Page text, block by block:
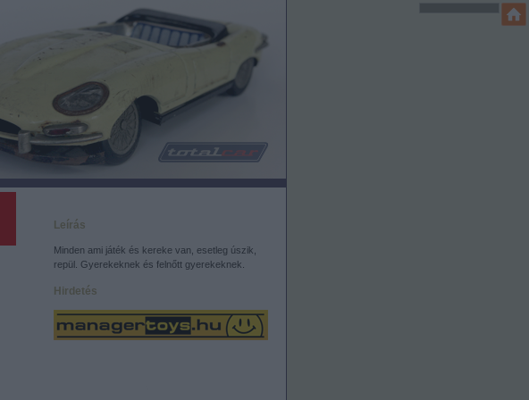
Leírás
Minden ami játék és kereke van, esetleg úszik,
repül. Gyerekeknek és felnőtt gyerekeknek.
Hirdetés